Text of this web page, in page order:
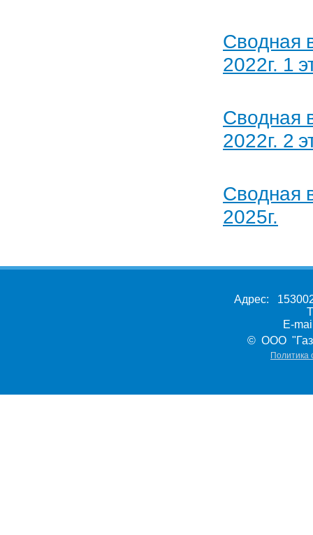
Сводная
2022г. 1
Сводная
2022г. 2
Сводная
2025г.
Адрес:
E-
© ООО
Политика